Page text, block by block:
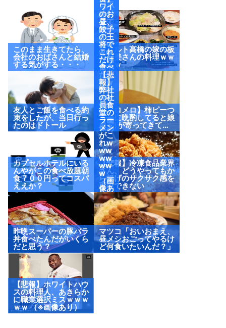
このまま生きてたら、
会社のおばさんと結婚
する気がする・・・
ヤクルト高橋の嫁の板
野友美さんの料理ｗｗ
ｗｗｗ
友人とご飯を食べる約
束をしたが、当日行っ
たのはドトール
ら小
鉢付
けて
来や
がっ
たw
ww
（画
像あ
り）
【メロメロ】柿ピーつ
まみに晩酌してると娘
(2歳)が寄ってきて…
カプセルホテルにいる
んやがこの食べ放題朝
食７００円ってコスパ
ええか？
ワイ
のお
昼、
餃子
の王
将で
これ
だけ
食べ
たっ
たw
ww
ww
ww
w
（画
像あ
り）
【悲報】冷凍食品業界
さん、どうやってもか
ら揚げのサクサク感を
再現できない
昨晩スーパーの豚バラ
丼食べたんだがいくら
だと思う？
【悲
報】
弊社
の社
員食
堂の
ラー
メン
がこ
れw
ww
ww
ww
w
（画
像あ
り）
マツコ「おいおまえ、
昼メシおごってやるけ
ど何食いたいんだ？」
【悲報】ホワイトハウ
スの料理人、あきらか
に職業選択ミスｗｗｗ
ｗｗ （※画像あり）